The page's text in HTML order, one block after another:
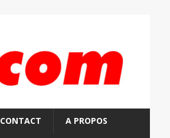
CONTACT A PROPOS